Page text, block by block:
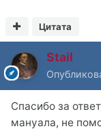
Цитата
Stail
Спасибо за
мануала, не